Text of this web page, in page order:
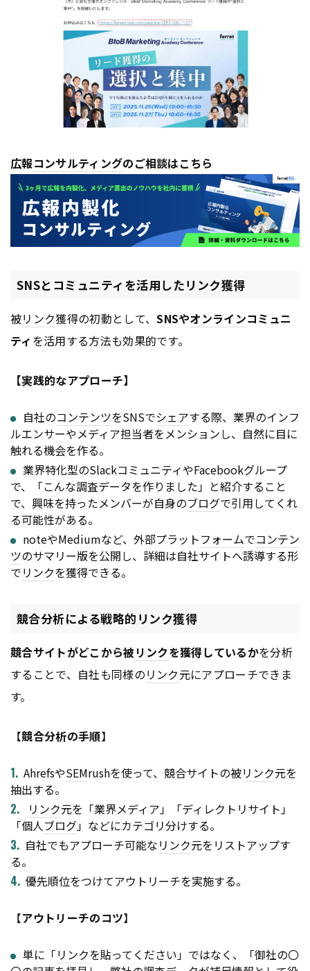
広報コンサルティングのご相談はこちら
SNSとコミュニティを活用したリンク獲得
被リンク獲得の初動として、SNSやオンラインコミュニ
ティ を活用する方法も効果的です。
【実践的なアプローチ】
自社のコンテンツをSNSでシェアする際、業界のインフ
ルエンサーやメディア担当者をメンションし、自然に目に
触れる機会を作る。
業界特化型のSlackコミュニティやFacebookグループ
で、「こんな調査データを作りました」と紹介すること
で、興味を持ったメンバーが自身のブログで引用してくれ
る可能性がある。
noteやMediumなど、外部プラットフォームでコンテン
ツのサマリー版を公開し、詳細は自社サイトへ誘導する形
でリンクを獲得できる。
競合分析による戦略的リンク獲得
競合サイトがどこから被 リンクを獲得しているかを分析
することで、自社も同様のリンク元にアプローチできま
す。
【競合分析の手順】
AhrefsやSEMrushを使って、競合サイトの被リンク元を
抽出する。
リンク元を「業界メディア」「ディレクトリサイト」
「個人ブログ」などにカテゴリ分けする。
自社でもアプローチ可能なリンク元をリストアップす
る。
優先順位をつけてアウトリーチを実施する。
【アウトリーチのコツ】
単に「リンクを貼ってください」ではなく、「御社の〇